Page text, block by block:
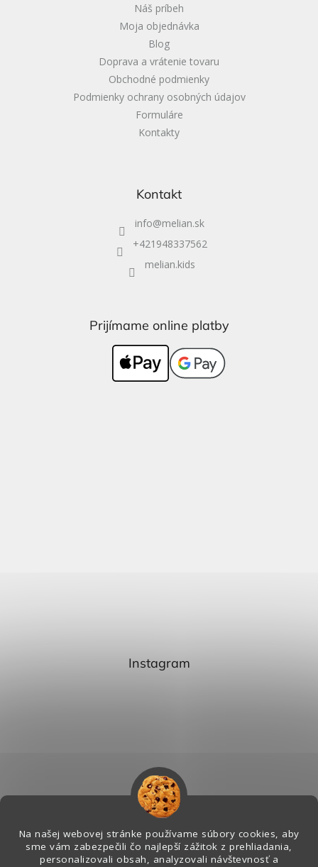
Na našej webovej stránke používame súbory cookies, aby
sme vám zabezpečili čo najlepší zážitok z prehliadania,
personalizovali obsah, analyzovali návštevnosť a
Náš príbeh
Moja objednávka
Blog
Doprava a vrátenie tovaru
Obchodné podmienky
Podmienky ochrany osobných údajov
Formuláre
Kontakty
Kontakt
info@melian.sk
+421948337562
melian.kids
Prijímame online platby
Instagram
Sledovať na Instagrame